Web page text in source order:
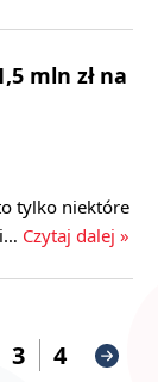
mln zł na
tylko niektóre
Czytaj dalej »
3 4